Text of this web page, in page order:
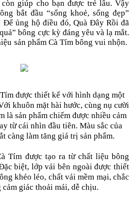
giúp cho bạn được trẻ lâu. Vậy
bắt đầu “sống khoẻ, sống đẹp”
Để ủng hộ điều đó, Quà Đây Rồi đã
bông cực kỳ đáng yêu và lạ mắt.
sản phẩm Cà Tím bông vui nhộn.
Tím được thiết kế với hình dạng một
khuôn mặt hài hước, cùng nụ cười
là sản phẩm chiếm được nhiều cảm
từ cái nhìn đầu tiên. Màu sắc của
càng làm tăng giá trị sản phẩm.
Tím được tạo ra từ chất liệu bông
biệt, lớp vải bên ngoài được thiết
khéo léo, chất vải mềm mại, chắc
giác thoải mái, dễ chịu.